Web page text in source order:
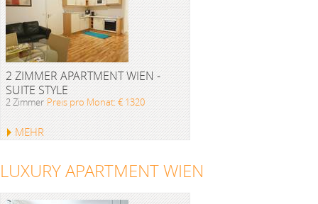
2 ZIMMER APARTMENT WIEN -
SUITE STYLE
2 Zimmer Preis pro Monat: € 1320
MEHR
LUXURY APARTMENT WIEN